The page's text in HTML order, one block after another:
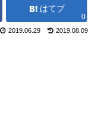
はてブ
0
2019.08.09
2019.06.29